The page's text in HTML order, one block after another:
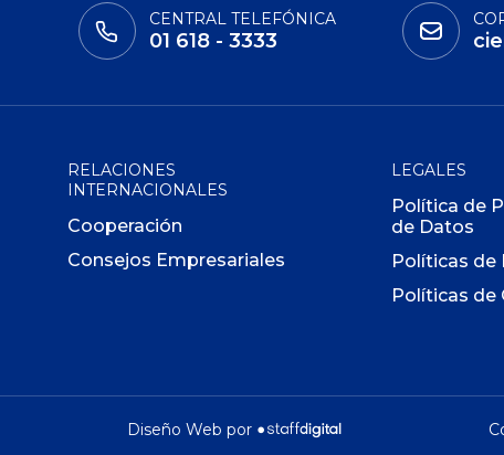
CENTRAL TELEFÓNICA
01 618 - 3333
RELACIONES
INTERNACIONALES
Cooperación
Consejos Empresariales
LEGALES
Política de
de Datos
Políticas de
Políticas de
Diseño Web por